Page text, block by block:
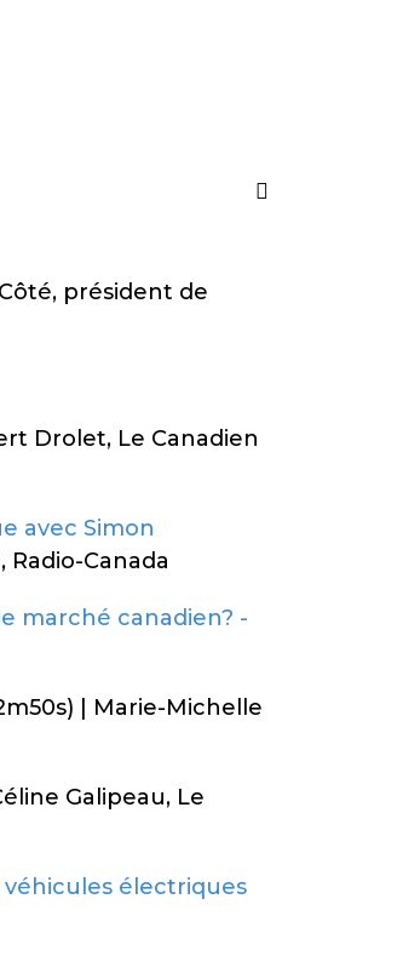
président de
Drolet, Le Canadien
avec Simon
Radio-Canada
marché canadien? -
| Marie-Michelle
Galipeau, Le
véhicules électriques